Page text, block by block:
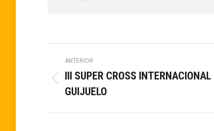
Navegación
entre
publicaciones
ANTERIOR
anterior:
III SUPER CROSS INTERNACIONAL
GUIJUELO